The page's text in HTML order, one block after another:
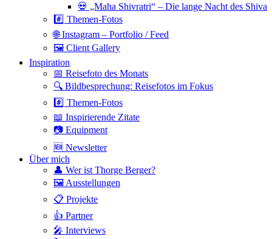
💀 „Maha Shivratri“ – Die lange Nacht des Shiva
#️⃣ Themen-Fotos
🌐 Instagram – Portfolio / Feed
🖼 Client Gallery
Inspiration
📅 Reisefoto des Monats
🔍 Bildbesprechung: Reisefotos im Fokus
#️⃣ Themen-Fotos
📖 Inspirierende Zitate
📷 Equipment
🆕 Newsletter
Über mich
👤 Wer ist Thorge Berger?
🖼 Ausstellungen
📋 Projekte
👍 Partner
🎤 Interviews